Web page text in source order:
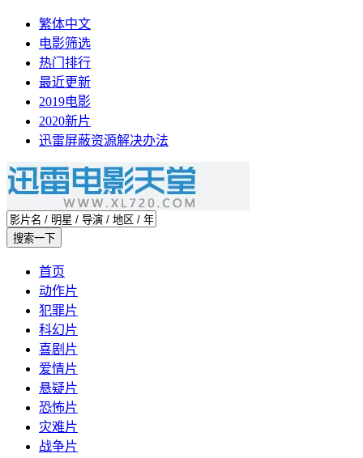
繁体中文
电影筛选
热门排行
最近更新
2019电影
2020新片
迅雷屏蔽资源解决办法
首页
动作片
犯罪片
科幻片
喜剧片
爱情片
悬疑片
恐怖片
灾难片
战争片